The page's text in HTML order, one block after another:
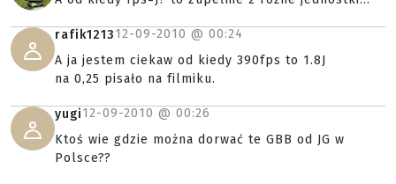
rafik121312-09-2010 @ 00:24
A ja jestem ciekaw od kiedy 390fps to 1.8J
na 0,25 pisało na filmiku.
yugi12-09-2010 @ 00:26
Ktoś wie gdzie można dorwać te GBB od JG w
Polsce??